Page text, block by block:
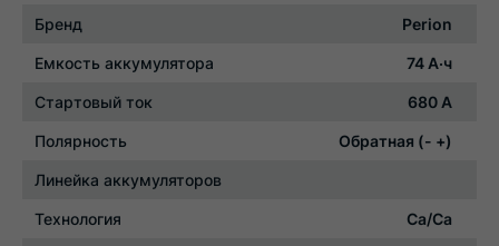
Бренд Perion
Емкость аккумулятора 74 А·ч
Стартовый ток 680 А
Полярность Обратная (- +)
Линейка аккумуляторов
Технология Ca/Ca